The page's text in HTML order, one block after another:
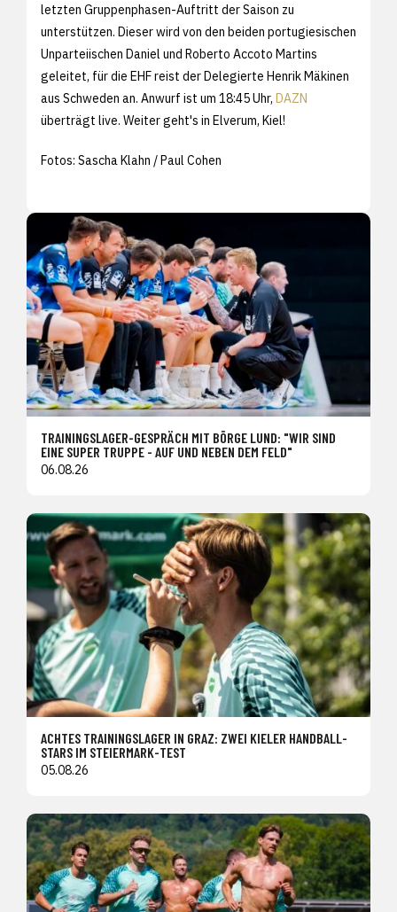
letzten Gruppenphasen-Auftritt der Saison zu
unterstützen. Dieser wird von den beiden portugiesischen
Unparteiischen Daniel und Roberto Accoto Martins
geleitet, für die EHF reist der Delegierte Henrik Mäkinen
aus Schweden an. Anwurf ist um 18:45 Uhr, DAZN
überträgt live. Weiter geht's in Elverum, Kiel!
Fotos: Sascha Klahn / Paul Cohen
TRAININGSLAGER-GESPRÄCH MIT BÖRGE LUND: "WIR SIND
EINE SUPER TRUPPE - AUF UND NEBEN DEM FELD"
06.08.26
ACHTES TRAININGSLAGER IN GRAZ: ZWEI KIELER HANDBALL-
STARS IM STEIERMARK-TEST
05.08.26